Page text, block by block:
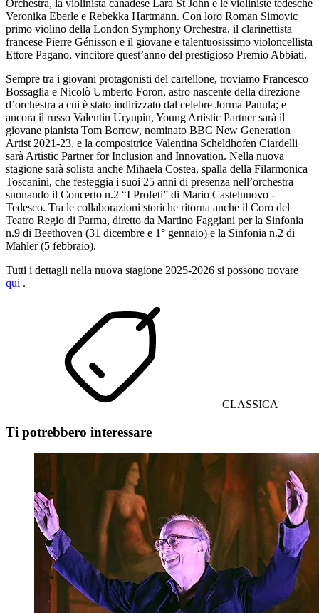
Orchestra, la violinista canadese Lara St John e le violiniste tedesche
Veronika Eberle e Rebekka Hartmann. Con loro Roman Simovic
primo violino della London Symphony Orchestra, il clarinettista
francese Pierre Génisson e il giovane e talentuosissimo violoncellista
Ettore Pagano, vincitore quest’anno del prestigioso Premio Abbiati.
Sempre tra i giovani protagonisti del cartellone, troviamo Francesco
Bossaglia e Nicolò Umberto Foron, astro nascente della direzione
d’orchestra a cui è stato indirizzato dal celebre Jorma Panula; e
ancora il russo Valentin Uryupin, Young Artistic Partner sarà il
giovane pianista Tom Borrow, nominato BBC New Generation
Artist 2021-23, e la compositrice Valentina Scheldhofen Ciardelli
sarà Artistic Partner for Inclusion and Innovation. Nella nuova
stagione sarà solista anche Mihaela Costea, spalla della Filarmonica
Toscanini, che festeggia i suoi 25 anni di presenza nell’orchestra
suonando il Concerto n.2 “I Profeti” di Mario Castelnuovo -
Tedesco. Tra le collaborazioni storiche ritorna anche il Coro del
Teatro Regio di Parma, diretto da Martino Faggiani per la Sinfonia
n.9 di Beethoven (31 dicembre e 1° gennaio) e la Sinfonia n.2 di
Mahler (5 febbraio).
Tutti i dettagli nella nuova stagione 2025-2026 si possono trovare
qui .
CLASSICA
Ti potrebbero interessare